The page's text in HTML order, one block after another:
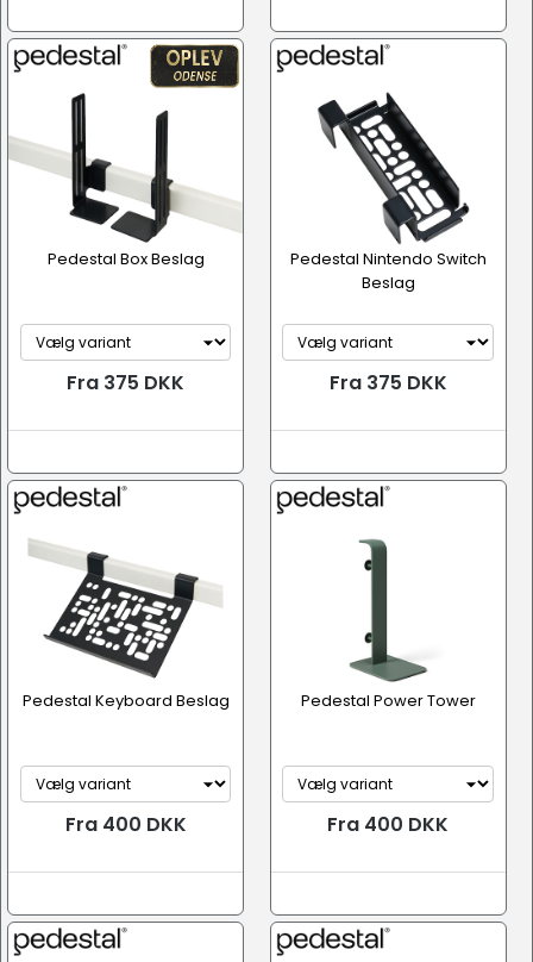
Pedestal Box Beslag
Fra 375 DKK
Pedestal Nintendo Switch
Beslag
Fra 375 DKK
Pedestal Keyboard Beslag
Fra 400 DKK
Pedestal Power Tower
Fra 400 DKK